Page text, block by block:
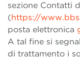
sezione Contatti
(https://
posta elettronica
A tal fine si
di trattamento i